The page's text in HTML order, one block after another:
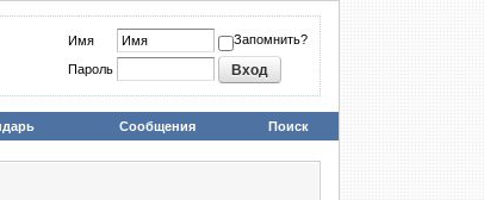
Имя Запомнить?
Пароль
Сообщения Поиск